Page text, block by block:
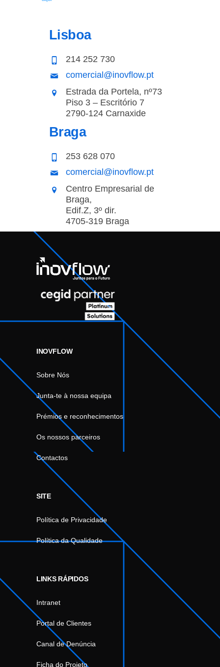
Lisboa
214 252 730
comercial@inovflow.pt
Estrada da Portela, nº73
Piso 3 – Escritório 7
2790-124 Carnaxide
Braga
253 628 070
comercial@inovflow.pt
Centro Empresarial de
Braga,
Edif.Z, 3º dir.
4705-319 Braga
INOVFLOW
Sobre Nós
Junta-te à nossa equipa
Prémios e reconhecimentos
Os nossos parceiros
Contactos
SITE
Política de Privacidade
Política da Qualidade
LINKS RÁPIDOS
Intranet
Portal de Clientes
Canal de Denúncia
Ficha do Projeto